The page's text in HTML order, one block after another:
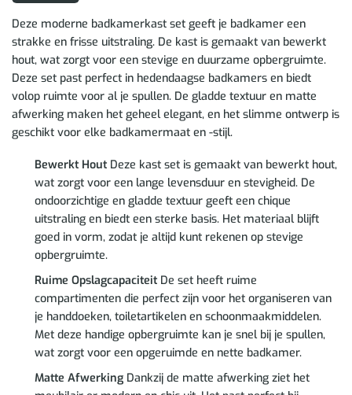
Deze moderne badkamerkast set geeft je badkamer een
strakke en frisse uitstraling. De kast is gemaakt van bewerkt
hout, wat zorgt voor een stevige en duurzame opbergruimte.
Deze set past perfect in hedendaagse badkamers en biedt
volop ruimte voor al je spullen. De gladde textuur en matte
afwerking maken het geheel elegant, en het slimme ontwerp is
geschikt voor elke badkamermaat en -stijl.
Bewerkt HoutDeze kast set is gemaakt van bewerkt hout,
wat zorgt voor een lange levensduur en stevigheid. De
ondoorzichtige en gladde textuur geeft een chique
uitstraling en biedt een sterke basis. Het materiaal blijft
goed in vorm, zodat je altijd kunt rekenen op stevige
opbergruimte.
Ruime OpslagcapaciteitDe set heeft ruime
compartimenten die perfect zijn voor het organiseren van
je handdoeken, toiletartikelen en schoonmaakmiddelen.
Met deze handige opbergruimte kan je snel bij je spullen,
wat zorgt voor een opgeruimde en nette badkamer.
Matte AfwerkingDankzij de matte afwerking ziet het